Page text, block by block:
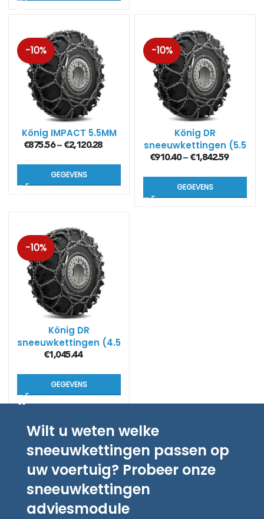
-10%
König IMPACT 5.5MM
€875.56– €2,120.28
GEGEVENS
-10%
König DR
sneeuwkettingen (5.5
mm)
€910.40– €1,842.59
GEGEVENS
-10%
König DR
sneeuwkettingen (4.5
mm)
€1,045.44
GEGEVENS
Wilt u weten welke
sneeuwkettingen passen op
uw voertuig? Probeer onze
sneeuwkettingen
adviesmodule